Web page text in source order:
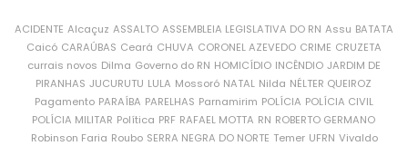
ACIDENTE Alcaçuz ASSALTO ASSEMBLEIA LEGISLATIVA DO RN Assu BATATA
Caicó CARAÚBAS Ceará CHUVA CORONEL AZEVEDO CRIME CRUZETA
currais novos Dilma Governo do RN HOMICÍDIO INCÊNDIO JARDIM DE
PIRANHAS JUCURUTU LULA Mossoró NATAL Nilda NÉLTER QUEIROZ
Pagamento PARAÍBA PARELHAS Parnamirim POLÍCIA POLÍCIA CIVIL
POLÍCIA MILITAR Política PRF RAFAEL MOTTA RN ROBERTO GERMANO
Robinson Faria Roubo SERRA NEGRA DO NORTE Temer UFRN Vivaldo